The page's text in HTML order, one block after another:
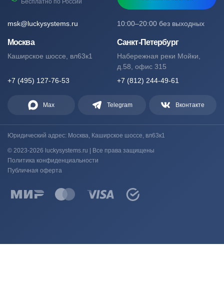
Бесплатно по России
10:00–20:00 без выходных
msk@luckysystems.ru
Москва
Каширское шоссе, вл63к1
+7 (495) 127-76-53
Санкт-Петербург
Набережная реки Мойки,
д.58, офис 315
+7 (812) 244-49-61
Max Telegram Вконтакте
Юридический адрес: Москва, Каширское шоссе, вл63к1
© 2023-2026 luckysystems.ru | Все права защищены
Политика конфиденциальности
Публичная оферта